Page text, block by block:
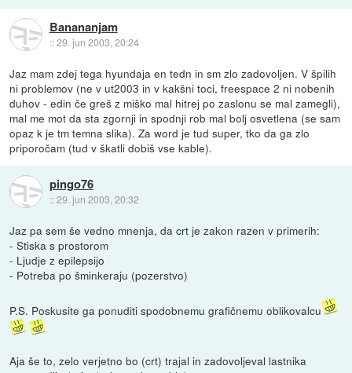
Banananjam
::29. jun 2003, 20:24
Jaz mam zdej tega hyundaja en tedn in sm zlo zadovoljen. V špilih
ni problemov (ne v ut2003 in v kakšni toci, freespace 2 ni nobenih
duhov - edin če greš z miško mal hitrej po zaslonu se mal zamegli),
mal me mot da sta zgornji in spodnji rob mal bolj osvetlena (se sam
opaz k je tm temna slika). Za word je tud super, tko da ga zlo
priporočam (tud v škatli dobiš vse kable).
pingo76
::29. jun 2003, 20:32
Jaz pa sem še vedno mnenja, da crt je zakon razen v primerih:
- Stiska s prostorom
- Ljudje z epilepsijo
- Potreba po šminkeraju (pozerstvo)
P.S. Poskusite ga ponuditi spodobnemu grafičnemu oblikovalcu
Aja še to, zelo verjetno bo (crt) trajal in zadovoljeval lastnika